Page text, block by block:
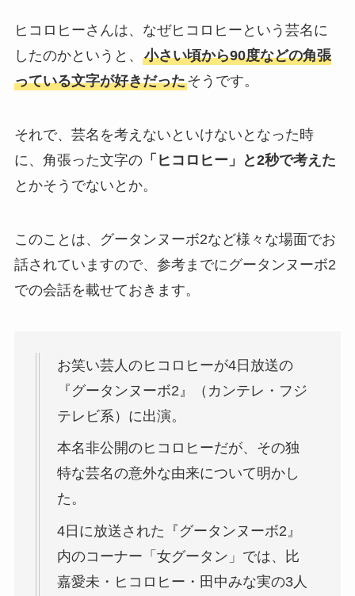
ヒコロヒーさんは、なぜヒコロヒーという芸名に
したのかというと、 小さい頃から90度などの角張
っている文字が好きだったそうです。
それで、芸名を考えないといけないとなった時
に、角張った文字の「ヒコロヒー」と2秒で考えた
とかそうでないとか。
このことは、グータンヌーボ2など様々な場面でお
話されていますので、参考までにグータンヌーボ2
での会話を載せておきます。
お笑い芸人のヒコロヒーが4日放送の
『グータンヌーボ2』（カンテレ・フジ
テレビ系）に出演。
本名非公開のヒコロヒーだが、その独
特な芸名の意外な由来について明かし
た。
4日に放送された『グータンヌーボ2』
内のコーナー「女グータン」では、比
嘉愛未・ヒコロヒー・田中みな実の3人